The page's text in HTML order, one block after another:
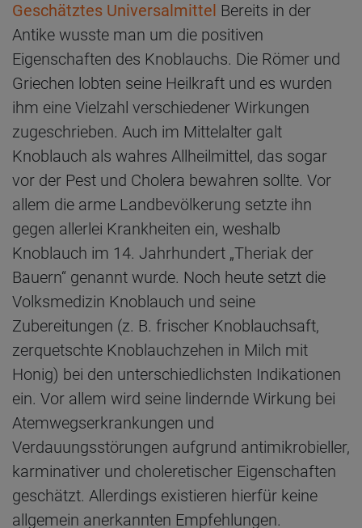
Geschätztes Universalmittel Bereits in der
Antike wusste man um die positiven
Eigenschaften des Knoblauchs. Die Römer und
Griechen lobten seine Heilkraft und es wurden
ihm eine Vielzahl verschiedener Wirkungen
zugeschrieben. Auch im Mittelalter galt
Knoblauch als wahres Allheilmittel, das sogar
vor der Pest und Cholera bewahren sollte. Vor
allem die arme Landbevölkerung setzte ihn
gegen allerlei Krankheiten ein, weshalb
Knoblauch im 14. Jahrhundert „Theriak der
Bauern“ genannt wurde. Noch heute setzt die
Volksmedizin Knoblauch und seine
Zubereitungen (z. B. frischer Knoblauchsaft,
zerquetschte Knoblauchzehen in Milch mit
Honig) bei den unterschiedlichsten Indikationen
ein. Vor allem wird seine lindernde Wirkung bei
Atemwegserkrankungen und
Verdauungsstörungen aufgrund antimikrobieller,
karminativer und choleretischer Eigenschaften
geschätzt. Allerdings existieren hierfür keine
allgemein anerkannten Empfehlungen.